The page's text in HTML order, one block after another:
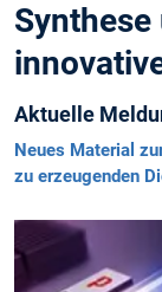
Aktuelle
Neues Material
zu erzeugenden